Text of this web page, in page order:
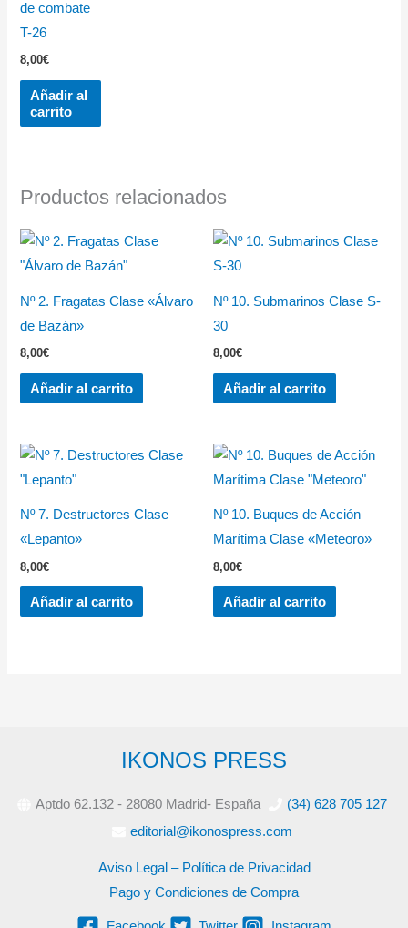
de combate
T-26
8,00€
Añadir al
carrito
Productos relacionados
Nº 2. Fragatas Clase «Álvaro
de Bazán»
8,00€
Añadir al carrito
Nº 10. Submarinos Clase S-
30
8,00€
Añadir al carrito
Nº 7. Destructores Clase
«Lepanto»
8,00€
Añadir al carrito
Nº 10. Buques de Acción
Marítima Clase «Meteoro»
8,00€
Añadir al carrito
IKONOS PRESS
Aptdo 62.132 - 28080 Madrid- España
(34) 628 705 127
editorial@ikonospress.com
Aviso Legal – Política de Privacidad
Pago y Condiciones de Compra